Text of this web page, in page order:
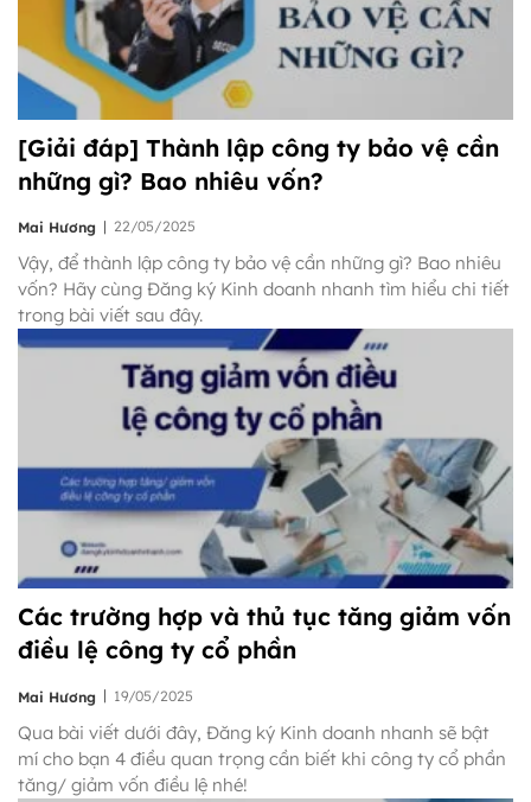
[Giải đáp] Thành lập công ty bảo vệ cần
những gì? Bao nhiêu vốn?
Mai Hương | 22/05/2025
Vậy, để thành lập công ty bảo vệ cần những gì? Bao nhiêu
vốn? Hãy cùng Đăng ký Kinh doanh nhanh tìm hiểu chi tiết
trong bài viết sau đây.
Các trường hợp và thủ tục tăng giảm vốn
điều lệ công ty cổ phần
Mai Hương | 19/05/2025
Qua bài viết dưới đây, Đăng ký Kinh doanh nhanh sẽ bật
mí cho bạn 4 điều quan trọng cần biết khi công ty cổ phần
tăng/ giảm vốn điều lệ nhé!